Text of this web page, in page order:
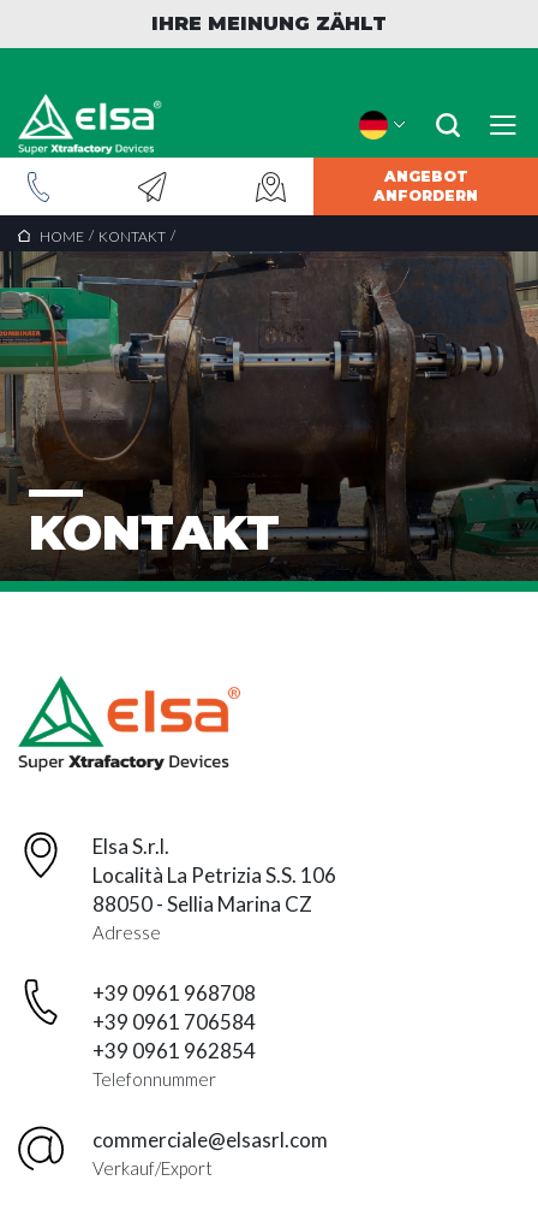
IHRE MEINUNG ZÄHLT
ANGEBOT
ANFORDERN
HOME / KONTAKT /
KONTAKT
Elsa S.r.l.
Località La Petrizia S.S. 106
88050 - Sellia Marina CZ
Adresse
+39 0961 968708
+39 0961 706584
+39 0961 962854
Telefonnummer
commerciale@elsasrl.com
Verkauf/Export